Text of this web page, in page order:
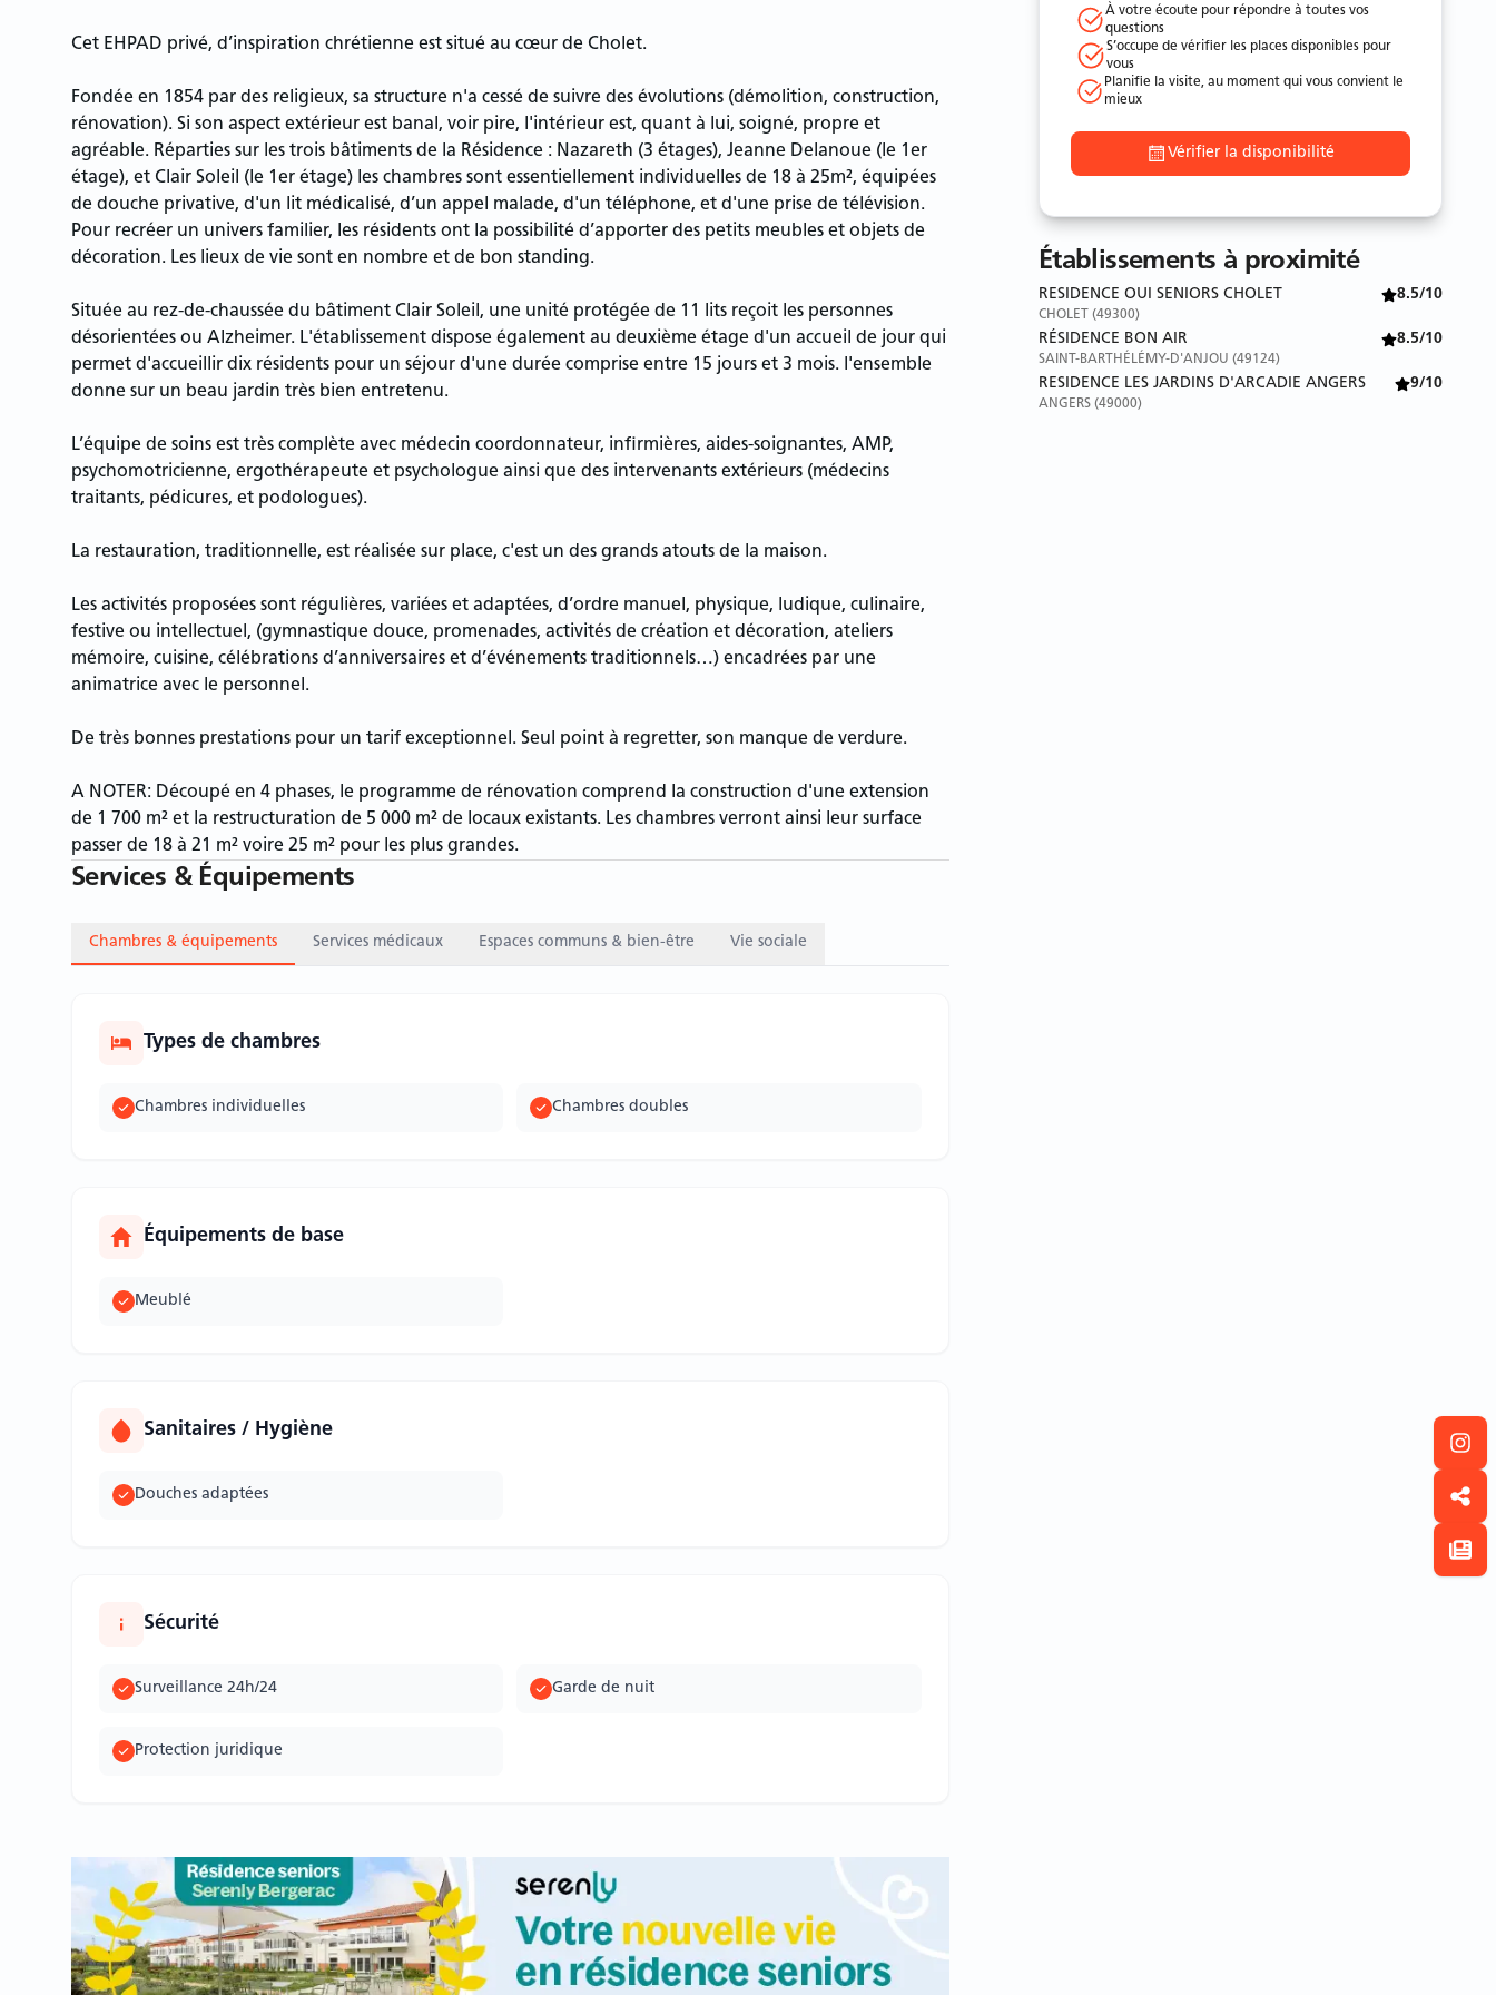
Cet EHPAD privé, d’inspiration chrétienne est situé au cœur de Cholet.
Fondée en 1854 par des religieux, sa structure n'a cessé de suivre des évolutions (démolition, construction,
rénovation). Si son aspect extérieur est banal, voir pire, l'intérieur est, quant à lui, soigné, propre et
agréable. Réparties sur les trois bâtiments de la Résidence : Nazareth (3 étages), Jeanne Delanoue (le 1er
étage), et Clair Soleil (le 1er étage) les chambres sont essentiellement individuelles de 18 à 25m², équipées
de douche privative, d'un lit médicalisé, d’un appel malade, d'un téléphone, et d'une prise de télévision.
Pour recréer un univers familier, les résidents ont la possibilité d’apporter des petits meubles et objets de
décoration. Les lieux de vie sont en nombre et de bon standing.
Située au rez-de-chaussée du bâtiment Clair Soleil, une unité protégée de 11 lits reçoit les personnes
désorientées ou Alzheimer. L'établissement dispose également au deuxième étage d'un accueil de jour qui
permet d'accueillir dix résidents pour un séjour d'une durée comprise entre 15 jours et 3 mois. l'ensemble
donne sur un beau jardin très bien entretenu.
L’équipe de soins est très complète avec médecin coordonnateur, infirmières, aides-soignantes, AMP,
psychomotricienne, ergothérapeute et psychologue ainsi que des intervenants extérieurs (médecins
traitants, pédicures, et podologues).
La restauration, traditionnelle, est réalisée sur place, c'est un des grands atouts de la maison.
Les activités proposées sont régulières, variées et adaptées, d’ordre manuel, physique, ludique, culinaire,
festive ou intellectuel, (gymnastique douce, promenades, activités de création et décoration, ateliers
mémoire, cuisine, célébrations d’anniversaires et d’événements traditionnels…) encadrées par une
animatrice avec le personnel.
De très bonnes prestations pour un tarif exceptionnel. Seul point à regretter, son manque de verdure.
A NOTER: Découpé en 4 phases, le programme de rénovation comprend la construction d'une extension
de 1 700 m² et la restructuration de 5 000 m² de locaux existants. Les chambres verront ainsi leur surface
passer de 18 à 21 m² voire 25 m² pour les plus grandes.
Services & Équipements
Chambres & équipements Services médicaux Espaces communs & bien-être Vie sociale
Types de chambres
Chambres individuelles Chambres doubles
Équipements de base
Meublé
Sanitaires / Hygiène
Douches adaptées
Sécurité
Surveillance 24h/24 Garde de nuit
Protection juridique
À votre écoute pour répondre à toutes vos
questions
S’occupe de vérifier les places disponibles pour
vous
Planifie la visite, au moment qui vous convient le
mieux
Vérifier la disponibilité
Établissements à proximité
RESIDENCE OUI SENIORS CHOLET 8.5/10
CHOLET (49300)
RÉSIDENCE BON AIR 8.5/10
SAINT-BARTHÉLÉMY-D'ANJOU (49124)
RESIDENCE LES JARDINS D'ARCADIE ANGERS 9/10
ANGERS (49000)